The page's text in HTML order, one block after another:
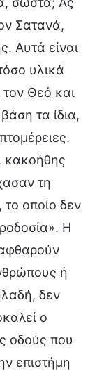
Σατανά,
Αυτά είναι
υλικά
τον Θεό και
τα ίδια,
κακοήθης
τη
οποίο δεν
Η
ή
δεν
ο
οδούς που
επιστήμη